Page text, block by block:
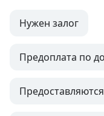
Нужен залог
Предоплата по